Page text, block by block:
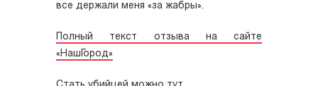
все держали меня «за жабры».
Полный текст отзыва на сайте
«НашГород»